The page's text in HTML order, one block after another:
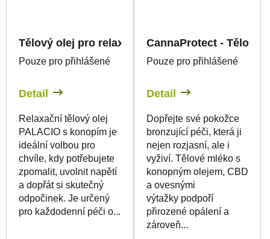
Tělový olej pro relaxační masáž s konopím, 150
Pouze pro přihlášené
Detail
Relaxační tělový olej
PALACIO s konopím je
ideální volbou pro
chvíle, kdy potřebujete
zpomalit, uvolnit napětí
a dopřát si skutečný
odpočinek. Je určený
pro každodenní péči o...
CannaProtect - Tělové
Pouze pro přihlášené
Detail
Dopřejte své pokožce
bronzující péči, která ji
nejen rozjasní, ale i
vyživí. Tělové mléko s
konopným olejem, CBD
a ovesnými
výtažky podpoří
přirozené opálení a
zároveň...